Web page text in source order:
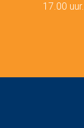
17.00 uur.